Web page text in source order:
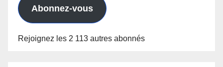
Abonnez-vous
Rejoignez les 2 113 autres abonnés